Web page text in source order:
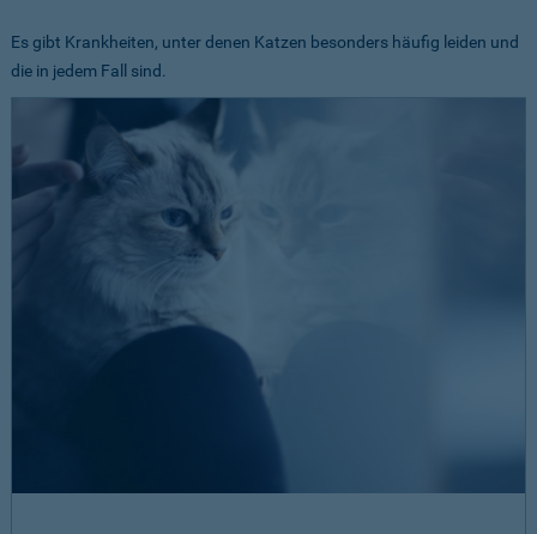
Es gibt Krankheiten, unter denen Katzen besonders häufig leiden und
die in jedem Fall sind.